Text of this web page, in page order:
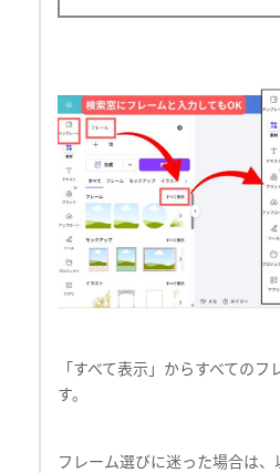
「すべて表示」からすべての
す。
フレーム選びに迷った場合は、